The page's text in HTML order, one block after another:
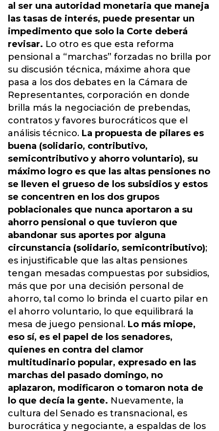
al ser una autoridad monetaria que maneja
las tasas de interés, puede presentar un
impedimento que solo la Corte deberá
revisar. Lo otro es que esta reforma
pensional a “marchas” forzadas no brilla por
su discusión técnica, máxime ahora que
pasa a los dos debates en la Cámara de
Representantes, corporación en donde
brilla más la negociación de prebendas,
contratos y favores burocráticos que el
análisis técnico. La propuesta de pilares es
buena (solidario, contributivo,
semicontributivo y ahorro voluntario), su
máximo logro es que las altas pensiones no
se lleven el grueso de los subsidios y estos
se concentren en los dos grupos
poblacionales que nunca aportaron a su
ahorro pensional o que tuvieron que
abandonar sus aportes por alguna
circunstancia (solidario, semicontributivo);
es injustificable que las altas pensiones
tengan mesadas compuestas por subsidios,
más que por una decisión personal de
ahorro, tal como lo brinda el cuarto pilar en
el ahorro voluntario, lo que equilibrará la
mesa de juego pensional. Lo más miope,
eso sí, es el papel de los senadores,
quienes en contra del clamor
multitudinario popular, expresado en las
marchas del pasado domingo, no
aplazaron, modificaron o tomaron nota de
lo que decía la gente. Nuevamente, la
cultura del Senado es transnacional, es
burocrática y negociante, a espaldas de los